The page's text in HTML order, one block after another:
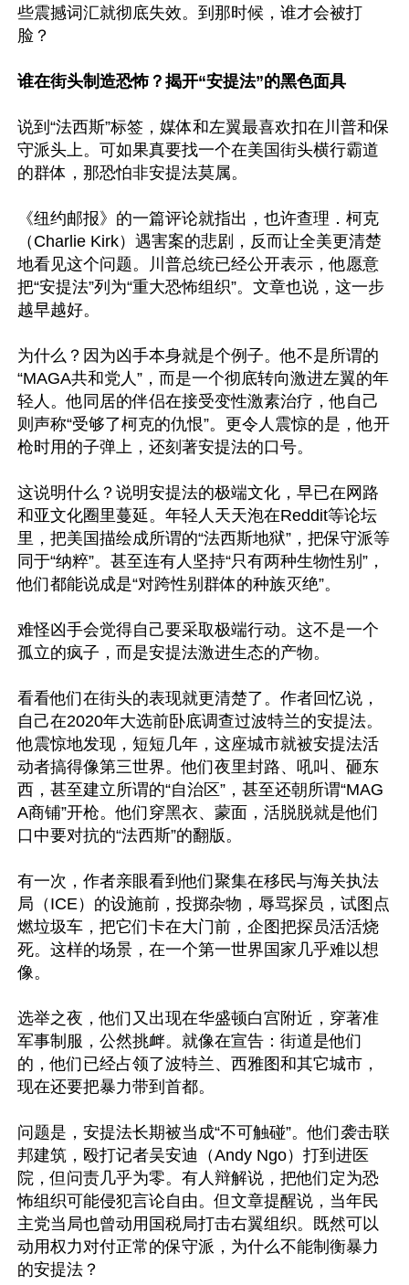
些震撼词汇就彻底失效。到那时候，谁才会被打
脸？
谁在街头制造恐怖？揭开“安提法”的黑色面具
说到“法西斯”标签，媒体和左翼最喜欢扣在川普和保
守派头上。可如果真要找一个在美国街头横行霸道
的群体，那恐怕非安提法莫属。
《纽约邮报》的一篇评论就指出，也许查理．柯克
（Charlie Kirk）遇害案的悲剧，反而让全美更清楚
地看见这个问题。川普总统已经公开表示，他愿意
把“安提法”列为“重大恐怖组织”。文章也说，这一步
越早越好。
为什么？因为凶手本身就是个例子。他不是所谓的
“MAGA共和党人”，而是一个彻底转向激进左翼的年
轻人。他同居的伴侣在接受变性激素治疗，他自己
则声称“受够了柯克的仇恨”。更令人震惊的是，他开
枪时用的子弹上，还刻著安提法的口号。
这说明什么？说明安提法的极端文化，早已在网路
和亚文化圈里蔓延。年轻人天天泡在Reddit等论坛
里，把美国描绘成所谓的“法西斯地狱”，把保守派等
同于“纳粹”。甚至连有人坚持“只有两种生物性别”，
他们都能说成是“对跨性别群体的种族灭绝”。
难怪凶手会觉得自己要采取极端行动。这不是一个
孤立的疯子，而是安提法激进生态的产物。
看看他们在街头的表现就更清楚了。作者回忆说，
自己在2020年大选前卧底调查过波特兰的安提法。
他震惊地发现，短短几年，这座城市就被安提法活
动者搞得像第三世界。他们夜里封路、吼叫、砸东
西，甚至建立所谓的“自治区”，甚至还朝所谓“MAG
A商铺”开枪。他们穿黑衣、蒙面，活脱脱就是他们
口中要对抗的“法西斯”的翻版。
有一次，作者亲眼看到他们聚集在移民与海关执法
局（ICE）的设施前，投掷杂物，辱骂探员，试图点
燃垃圾车，把它们卡在大门前，企图把探员活活烧
死。这样的场景，在一个第一世界国家几乎难以想
像。
选举之夜，他们又出现在华盛顿白宫附近，穿著准
军事制服，公然挑衅。就像在宣告：街道是他们
的，他们已经占领了波特兰、西雅图和其它城市，
现在还要把暴力带到首都。
问题是，安提法长期被当成“不可触碰”。他们袭击联
邦建筑，殴打记者吴安迪（Andy Ngo）打到进医
院，但问责几乎为零。有人辩解说，把他们定为恐
怖组织可能侵犯言论自由。但文章提醒说，当年民
主党当局也曾动用国税局打击右翼组织。既然可以
动用权力对付正常的保守派，为什么不能制衡暴力
的安提法？